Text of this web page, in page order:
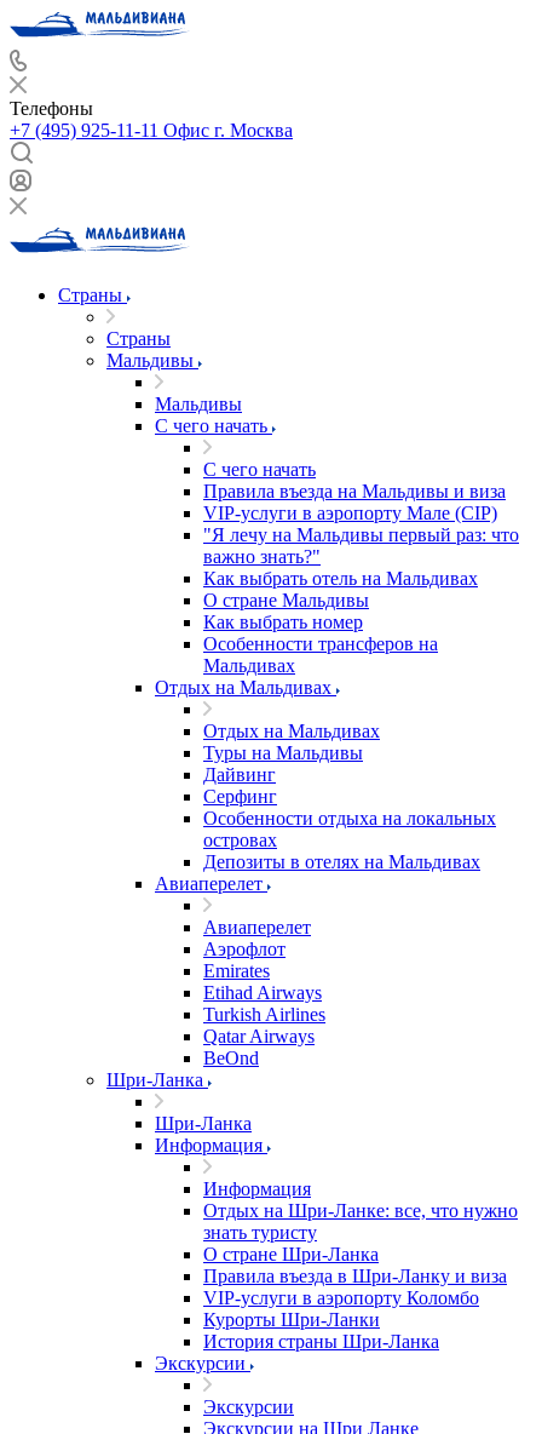
Телефоны
+7 (495) 925-11-11 Офис г. Москва
Страны
Страны
Мальдивы
Мальдивы
С чего начать
С чего начать
Правила въезда на Мальдивы и виза
VIP-услуги в аэропорту Мале (CIP)
"Я лечу на Мальдивы первый раз: что
важно знать?"
Как выбрать отель на Мальдивах
О стране Мальдивы
Как выбрать номер
Особенности трансферов на
Мальдивах
Отдых на Мальдивах
Отдых на Мальдивах
Туры на Мальдивы
Дайвинг
Серфинг
Особенности отдыха на локальных
островах
Депозиты в отелях на Мальдивах
Авиаперелет
Авиаперелет
Аэрофлот
Emirates
Etihad Airways
Turkish Airlines
Qatar Airways
BeOnd
Шри-Ланка
Шри-Ланка
Информация
Информация
Отдых на Шри-Ланке: все, что нужно
знать туристу
О стране Шри-Ланка
Правила въезда в Шри-Ланку и виза
VIP-услуги в аэропорту Коломбо
Курорты Шри-Ланки
История страны Шри-Ланка
Экскурсии
Экскурсии
Экскурсии на Шри Ланке